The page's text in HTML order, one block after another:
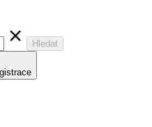
Hledat